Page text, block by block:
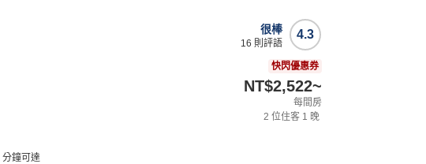
分鐘可達
4.3
很棒
16 則評語
快閃優惠券
NT$2,522~
每間房
2 位住客 1 晚